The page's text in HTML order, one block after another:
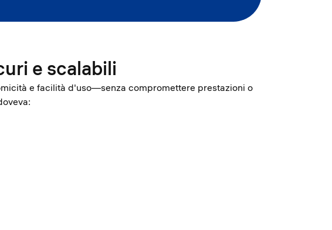
e scalabili
e facilità d'uso—senza compromettere prestazioni o